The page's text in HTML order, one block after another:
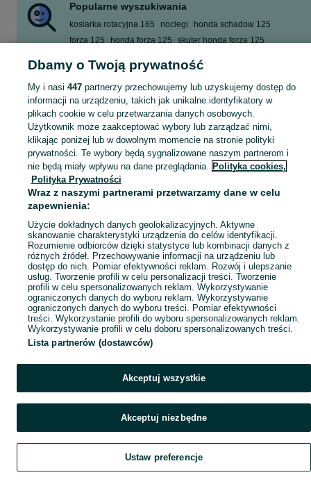
Popularne wyszukiwania
kosiarka rotacyjna 165 noclegi
honda schadow 125
forza 125
honda forza 125
skuter honda forza 125
Skorzystaj z największego serwisu ogłoszeniowego - Solec-Zdrój i okolice! Kupuj to, czego pragniesz i sprzedawaj to, czego już nie potrzebujesz!
Mapa kategorii
Mapa miejscowości
Mapa ministron
Popularne wyszukiwania
Szukaj Obserwujesz Dodaj Czat Konto
Dbamy o Twoją prywatność
My i nasi 447partnerzy przechowujemy lub uzyskujemy dostęp do
informacji na urządzeniu, takich jak unikalne identyfikatory w
plikach cookie w celu przetwarzania danych osobowych.
Użytkownik może zaakceptować wybory lub zarządzać nimi,
klikając poniżej lub w dowolnym momencie na stronie polityki
prywatności. Te wybory będą sygnalizowane naszym partnerom i
nie będą miały wpływu na dane przeglądania. Polityka cookies,
Polityka Prywatności
Wraz z naszymi partnerami przetwarzamy dane w celu
zapewnienia:
Użycie dokładnych danych geolokalizacyjnych. Aktywne
skanowanie charakterystyki urządzenia do celów identyfikacji.
Rozumienie odbiorców dzięki statystyce lub kombinacji danych z
różnych źródeł. Przechowywanie informacji na urządzeniu lub
dostęp do nich. Pomiar efektywności reklam. Rozwój i ulepszanie
usług. Tworzenie profili w celu personalizacji treści. Tworzenie
profili w celu spersonalizowanych reklam. Wykorzystywanie
ograniczonych danych do wyboru reklam. Wykorzystywanie
ograniczonych danych do wyboru treści. Pomiar efektywności
treści. Wykorzystanie profili do wyboru spersonalizowanych reklam.
Wykorzystywanie profili w celu doboru spersonalizowanych treści.
Lista partnerów (dostawców)
Akceptuj wszystkie
Akceptuj niezbędne
Ustaw preferencje